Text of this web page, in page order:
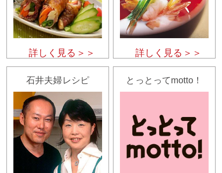
詳しく見る＞＞ 詳しく見る＞＞
石井夫婦レシピ とっとってmotto！